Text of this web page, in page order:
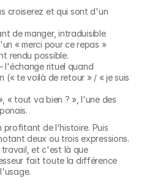
croiserez et qui sont d'un
de manger, intraduisible
« merci pour ce repas »
rendu possible.
rituel quand
(« te voilà de retour » / « je suis
« tout va bien ? », l'une des
profitant de l'histoire. Puis
deux ou trois expressions.
travail, et c'est là que
fait toute la différence